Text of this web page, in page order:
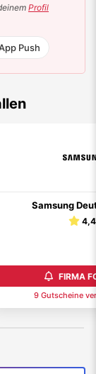
Profil
Push
Samsung
4,4
FIRMA
9 Gutscheine